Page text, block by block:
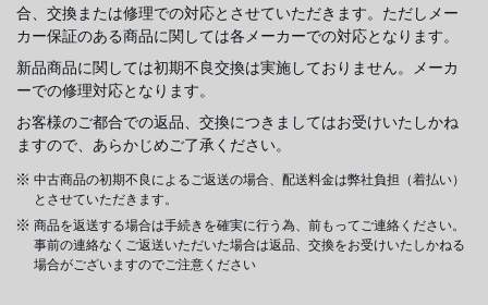
合、交換または修理での対応とさせていただきます。ただしメー
カー保証のある商品に関しては各メーカーでの対応となります。
新品商品に関しては初期不良交換は実施しておりません。メーカ
ーでの修理対応となります。
お客様のご都合での返品、交換につきましてはお受けいたしかね
ますので、あらかじめご了承ください。
中古商品の初期不良によるご返送の場合、配送料金は弊社負担（着払い）
とさせていただきます。
商品を返送する場合は手続きを確実に行う為、前もってご連絡ください。
事前の連絡なくご返送いただいた場合は返品、交換をお受けいたしかねる
場合がございますのでご注意ください